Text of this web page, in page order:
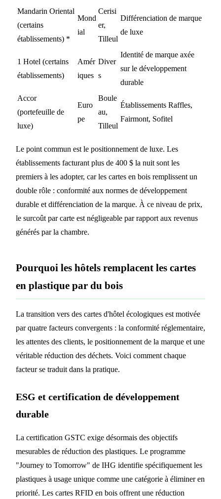
Mandarin Oriental
(certains
établissements) *
Mond
ial
Cerisi
er,
Tilleul
Différenciation de marque
de luxe
1 Hotel (certains
établissements)
Amér
iques
Diver
s
Identité de marque axée
sur le développement
durable
Accor
(portefeuille de
luxe)
Euro
pe
Boule
au,
Tilleul
Établissements Raffles,
Fairmont, Sofitel
Le point commun est le positionnement de luxe. Les
établissements facturant plus de 400 $ la nuit sont les
premiers à les adopter, car les cartes en bois remplissent un
double rôle : conformité aux normes de développement
durable et différenciation de la marque. À ce niveau de prix,
le surcoût par carte est négligeable par rapport aux revenus
générés par la chambre.
Pourquoi les hôtels remplacent les cartes
en plastique par du bois
La transition vers des cartes d'hôtel écologiques est motivée
par quatre facteurs convergents : la conformité réglementaire,
les attentes des clients, le positionnement de la marque et une
véritable réduction des déchets. Voici comment chaque
facteur se traduit dans la pratique.
ESG et certification de développement
durable
La certification GSTC exige désormais des objectifs
mesurables de réduction des plastiques. Le programme
"Journey to Tomorrow" de IHG identifie spécifiquement les
plastiques à usage unique comme une catégorie à éliminer en
priorité. Les cartes RFID en bois offrent une réduction